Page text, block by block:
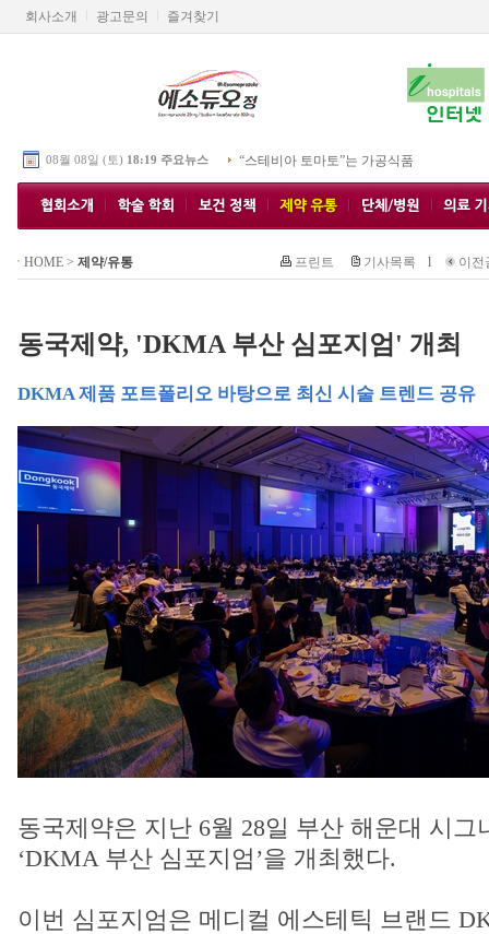
회사소개 광고문의 즐겨찾기
08월 08일 (토) 18:19 주요뉴스 “스테비아 토마토”는 가공식품
HOME> 제약/유통 프린트 기사목록 l 이전
동국제약, 'DKMA 부산 심포지엄' 개최
DKMA 제품 포트폴리오 바탕으로 최신 시술 트렌드 공유
동국제약은 지난 6월 28일 부산 해운대 시그
‘DKMA 부산 심포지엄’을 개최했다.
이번 심포지엄은 메디컬 에스테틱 브랜드